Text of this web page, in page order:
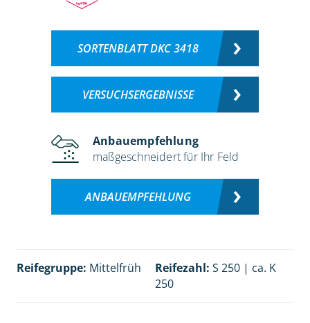
SORTENBLATT DKC 3418
VERSUCHSERGEBNISSE
Anbauempfehlung
maßgeschneidert für Ihr Feld
ANBAUEMPFEHLUNG
Reifegruppe: Mittelfrüh Reifezahl: S 250 | ca. K
250